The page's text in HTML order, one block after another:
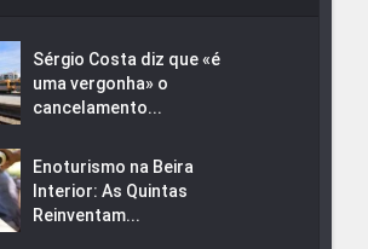
Sérgio Costa diz que «é
uma vergonha» o
cancelamento...
Enoturismo na Beira
Interior: As Quintas
Reinventam...